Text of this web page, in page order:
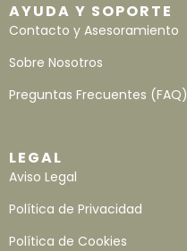
AYUDA Y SOPORTE
Contacto y Asesoramiento
Sobre Nosotros
Preguntas Frecuentes (FAQ)
LEGAL
Aviso Legal
Política de Privacidad
Política de Cookies